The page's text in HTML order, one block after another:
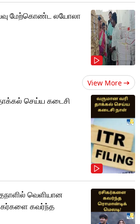
மேற்கொண்ட லயோலா
View More
செய்ய கடைசி
வெளியான
கவர்ந்த